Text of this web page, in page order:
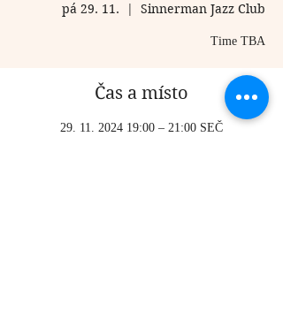
pá 29. 11.
  |
Sinnerman Jazz Club
Time TBA
Čas a místo
29. 11. 2024 19:00 – 21:00 SEČ